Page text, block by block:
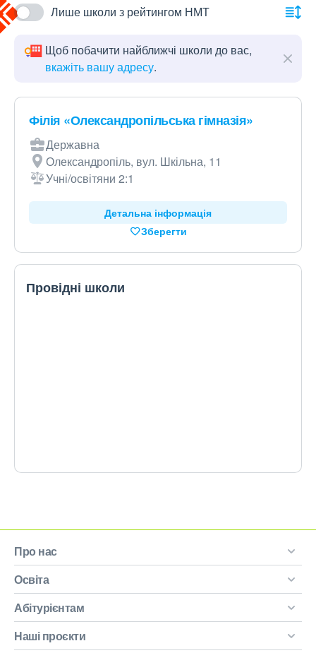
Лише школи з рейтингом НМТ
Щоб побачити найближчі школи до вас,
вкажіть вашу адресу.
Філія «Олександропільська гімназія»
Державна
Олександропіль, вул. Шкільна, 11
Учні/освітяни 2:1
Детальна інформація
Зберегти
Провідні школи
Про нас
Освіта
Абітурієнтам
Наші проєкти